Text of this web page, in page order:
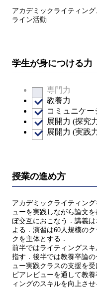
アカデミックライティン
ライン活動
学生が身につける力
専門力
教養力
コミュニケー
展開力 (探究
展開力 (実践
授業の進め方
アカデミックライティン
ューを実践しながら論文
ぼ交互におこなう．講義
よる．演習は60人規模の
クを主体とする．
前半ではライティングス
指す．後半では教養卒論
ュー実践クラスの支援を
ピアレビューを通して教
ィングのスキルを向上させ